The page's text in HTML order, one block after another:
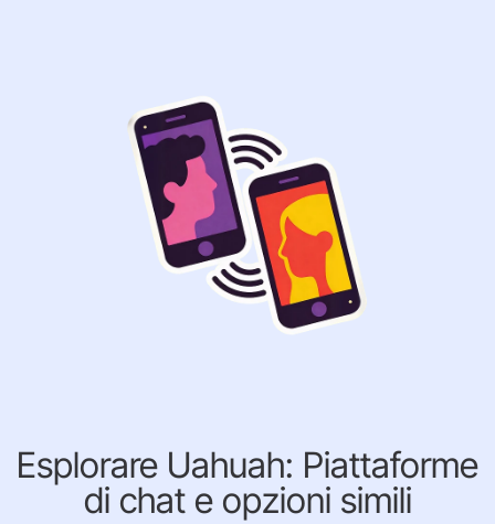
Esplorare Uahuah: Piattaforme
di chat e opzioni simili